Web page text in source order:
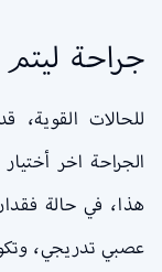
جراحة
للحالات القوية،
الجراحة اخر
هذا، في حالة
عصبي تدريجي،